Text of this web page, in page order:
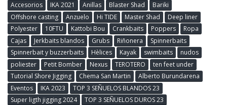
Accesorios
IKA 2021 Anillas Blaster Shad
Bariki
Offshore casting
Anzuelo Hi TIDE Master Shad
Deep liner
Polyester
10FTU Kattobi Bou Crankbaits Poppers
Ropa
Cajas
Jerkbaits blandos Grubs Riñonera
Spinnerbaits
Spinnerbait y buzzerbaits
Hèlices Kayak swimbaits
nudos
poliester
Petit Bomber Nexus TEROTERO
ten feet under
Tutorial Shore Jigging
Chema San Martin
Alberto Burundarena
Eventos
IKA 2023
TOP 3 SEÑUELOS BLANDOS 23
Super ligth jigging 2024
TOP 3 SEÑUELOS DUROS 23